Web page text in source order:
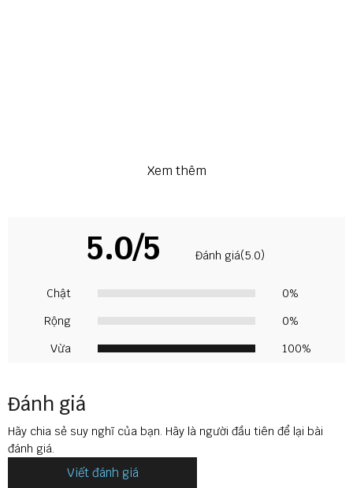
Xem thêm
5.0/5 Đánh giá(5.0)
Chật
0%
Rộng
0%
Vừa
100%
Đánh giá
Hãy chia sẻ suy nghĩ của bạn. Hãy là người đầu tiên để lại bài
đánh giá.
Viết đánh giá